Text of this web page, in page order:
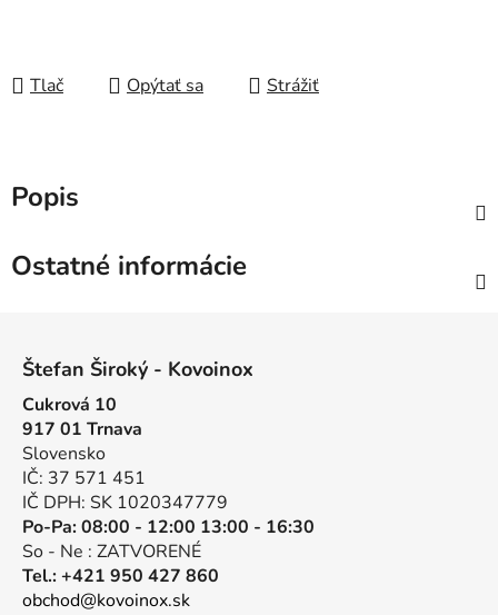
Tlač Opýtať sa Strážiť
Popis
Ostatné informácie
Štefan Široký - Kovoinox
Cukrová 10
917 01 Trnava
Slovensko
IČ: 37 571 451
IČ DPH: SK 1020347779
Po-Pa: 08:00 - 12:00 13:00 - 16:30
So - Ne : ZATVORENÉ
Tel.: +421 950 427 860
obchod@kovoinox.sk